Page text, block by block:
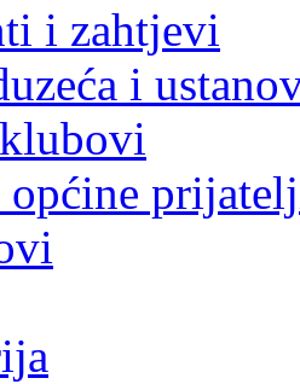
i zahtjevi
i